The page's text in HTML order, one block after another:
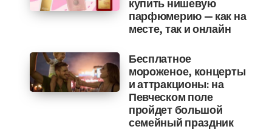
купить нишевую
парфюмерию — как на
месте, так и онлайн
Бесплатное
мороженое, концерты
и аттракционы: на
Певческом поле
пройдет большой
семейный праздник